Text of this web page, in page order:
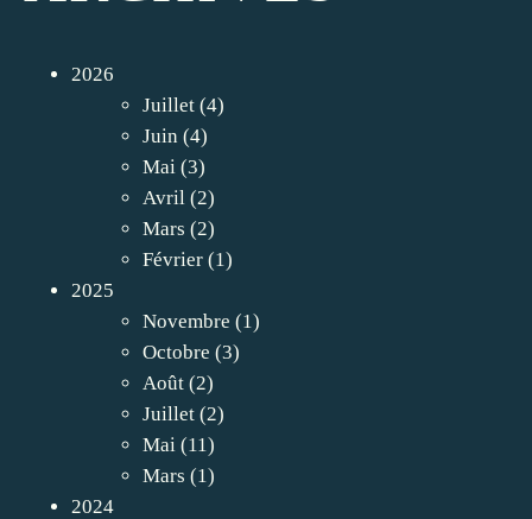
2026
Juillet (4)
Juin (4)
Mai (3)
Avril (2)
Mars (2)
Février (1)
2025
Novembre (1)
Octobre (3)
Août (2)
Juillet (2)
Mai (11)
Mars (1)
2024